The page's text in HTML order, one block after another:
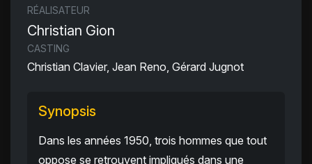
RÉALISATEUR
Christian Gion
CASTING
Christian Clavier, Jean Reno, Gérard Jugnot
Synopsis
Dans les années 1950, trois hommes que tout
oppose se retrouvent impliqués dans une